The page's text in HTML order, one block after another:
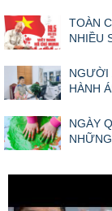
TOÀN
NHIỀU
NGƯỜI
HÀNH
NGÀY